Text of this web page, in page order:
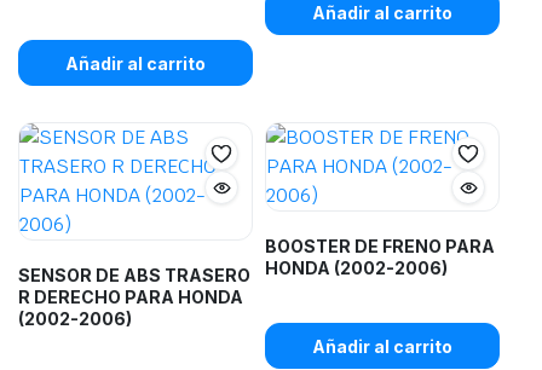
Añadir al carrito
Añadir al carrito
SENSOR DE ABS TRASERO
R DERECHO PARA HONDA
(2002-2006)
BOOSTER DE FRENO PARA
HONDA (2002-2006)
Añadir al carrito